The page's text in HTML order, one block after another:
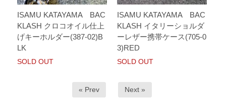
ISAMU KATAYAMA BAC
KLASH クロコオイル仕上
げキーホルダー(387-02)B
LK
SOLD OUT
ISAMU KATAYAMA BAC
KLASH イタリーショルダ
ーレザー携帯ケース(705-0
3)RED
SOLD OUT
« Prev Next »